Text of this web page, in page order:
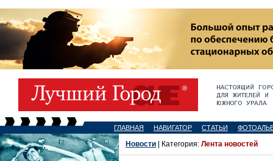
ГЛАВНАЯ НАВИГАТОР СТАТЬИ
Новости | Категория: Лента новостей